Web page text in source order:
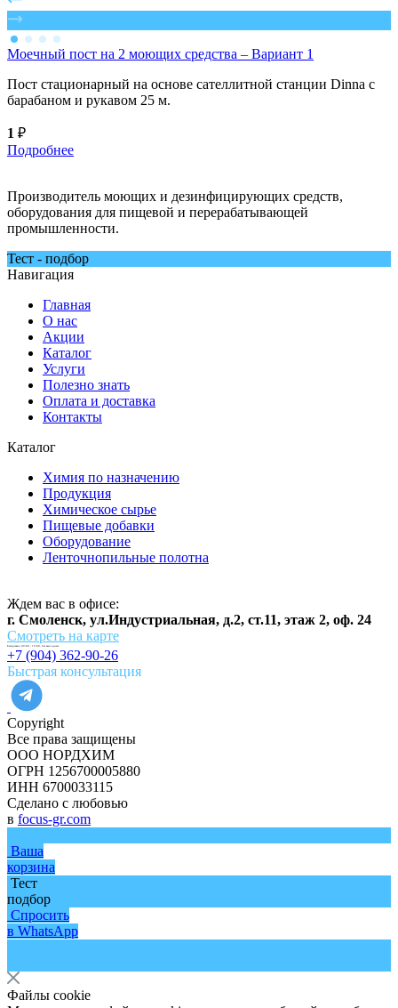
Моечный пост на 2 моющих средства – Вариант 1
Пост стационарный на основе сателлитной станции Dinna с
барабаном и рукавом 25 м.
1 ₽
Подробнее
Производитель моющих и дезинфицирующих средств,
оборудования для пищевой и перерабатывающей
промышленности.
Тест - подбор
Навигация
Главная
О нас
Акции
Каталог
Услуги
Полезно знать
Оплата и доставка
Контакты
Каталог
Химия по назначению
Продукция
Химическое сырье
Пищевые добавки
Оборудование
Ленточнопильные полотна
Ждем вас в офисе:
г. Смоленск, ул.Индустриальная, д.2, ст.11, этаж 2, оф. 24
Смотреть на карте
Ежедневно 09:00 - 19:00, без выходных
+7 (904) 362-90-26
Быстрая консультация
Copyright
Все права защищены
ООО НОРДХИМ
ОГРН 1256700005880
ИНН 6700033115
Сделано с любовью
в focus-gr.com
Ваша
корзина
Тест
подбор
Спросить
в WhatsApp
Файлы cookie